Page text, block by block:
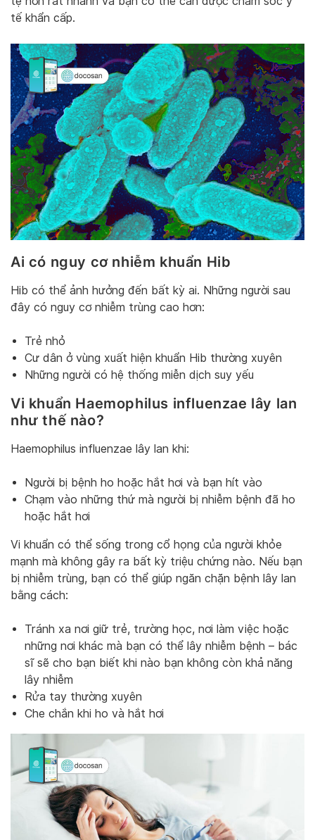
tế khẩn cấp.
Ai có nguy cơ nhiễm khuẩn Hib
Hib có thể ảnh hưởng đến bất kỳ ai. Những người sau
đây có nguy cơ nhiễm trùng cao hơn:
Trẻ nhỏ
Cư dân ở vùng xuất hiện khuẩn Hib thường xuyên
Những người có hệ thống miễn dịch suy yếu
Vi khuẩn Haemophilus influenzae lây lan
như thế nào?
Haemophilus influenzae lây lan khi:
Người bị bệnh ho hoặc hắt hơi và bạn hít vào
Chạm vào những thứ mà người bị nhiễm bệnh đã ho
hoặc hắt hơi
Vi khuẩn có thể sống trong cổ họng của người khỏe
mạnh mà không gây ra bất kỳ triệu chứng nào. Nếu bạn
bị nhiễm trùng, bạn có thể giúp ngăn chặn bệnh lây lan
bằng cách:
Tránh xa nơi giữ trẻ, trường học, nơi làm việc hoặc
những nơi khác mà bạn có thể lây nhiễm bệnh – bác
sĩ sẽ cho bạn biết khi nào bạn không còn khả năng
lây nhiễm
Rửa tay thường xuyên
Che chắn khi ho và hắt hơi